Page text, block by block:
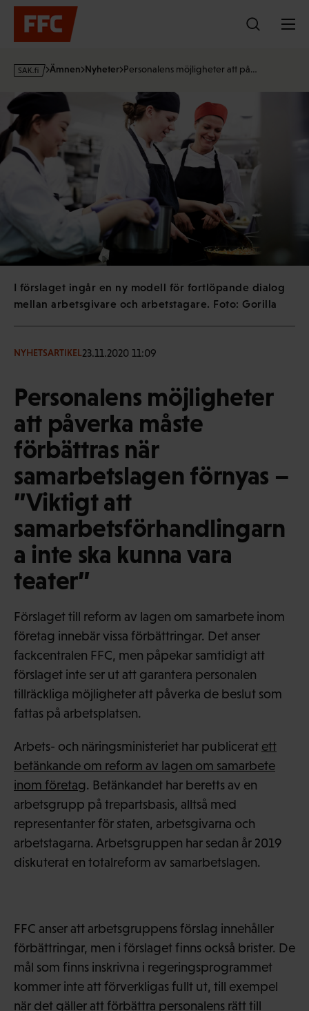
Hoppa
innehållet
s
k
·
f
Ämnen Nyheter Personalens möjligheter att på…
I förslaget ingår en ny modell för fortlöpande dialog
mellan arbetsgivare och arbetstagare. Foto: Gorilla
NYHETSARTIKEL23.11.2020 11:09
Personalens möjligheter
att påverka måste
förbättras när
samarbetslagen förnyas –
”Viktigt att
samarbetsförhandlingarn
a inte ska kunna vara
teater”
Förslaget till reform av lagen om samarbete inom
företag innebär vissa förbättringar. Det anser
fackcentralen FFC, men påpekar samtidigt att
förslaget inte ser ut att garantera personalen
tillräckliga möjligheter att påverka de beslut som
fattas på arbetsplatsen.
Arbets- och näringsministeriet har publicerat ett
betänkande om reform av lagen om samarbete
inom företag. Betänkandet har beretts av en
arbetsgrupp på trepartsbasis, alltså med
representanter för staten, arbetsgivarna och
arbetstagarna. Arbetsgruppen har sedan år 2019
diskuterat en totalreform av samarbetslagen.
FFC anser att arbetsgruppens förslag innehåller
förbättringar, men i förslaget finns också brister. De
mål som finns inskrivna i regeringsprogrammet
kommer inte att förverkligas fullt ut, till exempel
när det gäller att förbättra personalens rätt till